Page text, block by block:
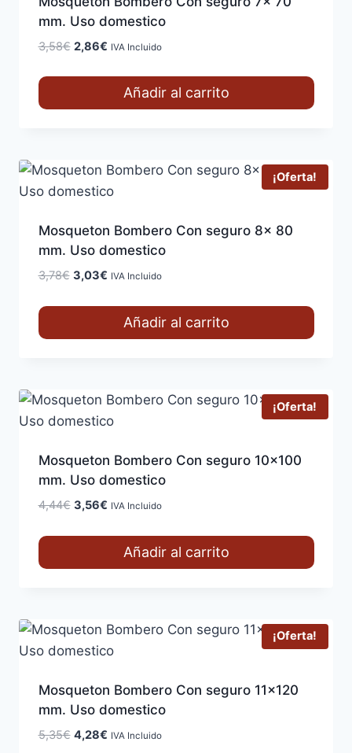
mm. Uso domestico
3,58€ El
2,86€ElIVA Incluido
Añadir al carrito
¡Oferta!
Mosqueton Bombero Con seguro 8x 80
mm. Uso domestico
3,78€ El
3,03€ElIVA Incluido
Añadir al carrito
¡Oferta!
Mosqueton Bombero Con seguro 10×100
mm. Uso domestico
4,44€ El
original
3,56€El
actual
IVA Incluido
Añadir al carrito
¡Oferta!
Mosqueton Bombero Con seguro 11×120
mm. Uso domestico
5,35€ El
4,28€ElIVA Incluido